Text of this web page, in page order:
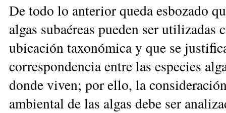
De todo lo anterior queda esbozado
algas subaéreas pueden ser utilizadas
ubicación taxonómica y que se
correspondencia entre las especies
donde viven; por ello, la
ambiental de las algas debe ser